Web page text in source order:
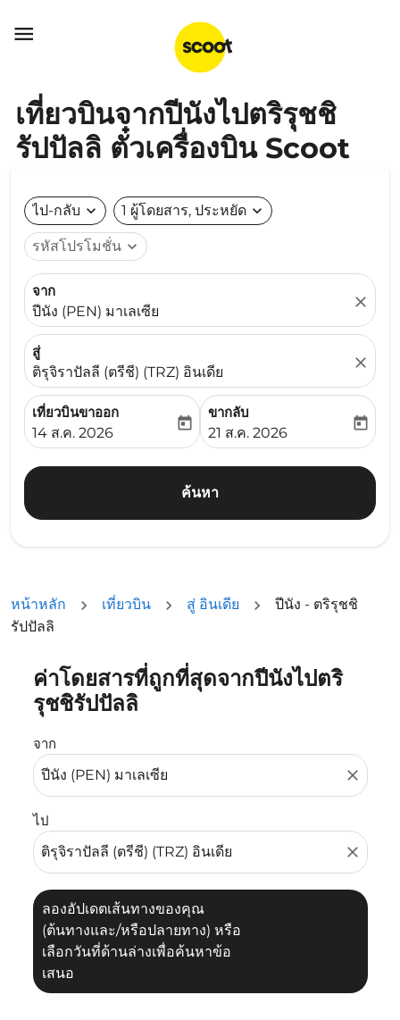

เที่ยวบินจากปีนังไปตริรุชชิ
รัปปัลลิ ตั๋วเครื่องบิน Scoot
ไป-กลับ expand_more 1 ผู้โดยสาร, ประหยัด expand_more
รหัสโปรโมชั่น expand_more
จาก
ปีนัง (PEN) มาเลเซีย
close
สู่
ติรุจิราปัลลี (ตรีชี) (TRZ) อินเดีย
close
เที่ยวบินขาออก
fc-booking-departure-date-aria-label
14 ส.ค. 2026
today
ขากลับ
fc-booking-return-date-
21 ส.ค. 2026
today
ค้นหา
หน้าหลัก เที่ยวบิน สู่ อินเดีย
ปีนัง - ตริรุชชิ
รัปปัลลิ
ค่าโดยสารที่ถูกที่สุดจากปีนังไปตริ
รุชชิรัปปัลลิ
จาก
close
ไป
close
ลองอัปเดตเส้นทางของคุณ
(ต้นทางและ/หรือปลายทาง) หรือ
เลือกวันที่ด้านล่างเพื่อค้นหาข้อ
เสนอ
ลองอัปเดตเส้นทางของคุณ (ต้นทางและ/หรือปลายทาง) หรื